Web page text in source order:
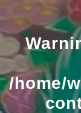
/home/